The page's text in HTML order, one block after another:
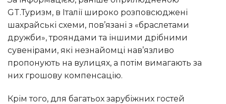
GT.Туризм, в Італії широко розповсюджені
шахрайські схеми, пов’язані з «браслетами
дружби», трояндами та іншими дрібними
сувенірами, які незнайомці нав’язливо
пропонують на вулицях, а потім вимагають за
них грошову компенсацію.
Крім того, для багатьох зарубіжних гостей